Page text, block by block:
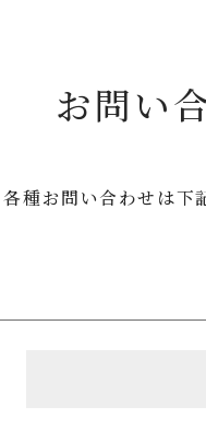
お問い
各種お問い合わせは下